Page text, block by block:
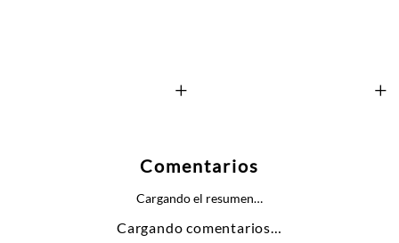
+ +
Comentarios
Cargando el resumen…
Cargando comentarios…